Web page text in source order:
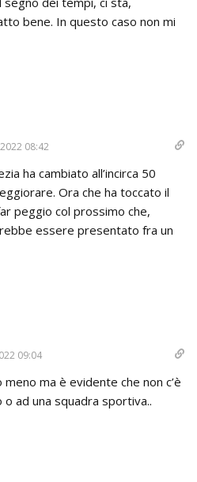
bene. In questo caso non mi
08:42
ha cambiato all’incirca 50
Ora che ha toccato il
peggio col prossimo che,
essere presentato fra un
09:04
ma è evidente che non c’è
ad una squadra sportiva..